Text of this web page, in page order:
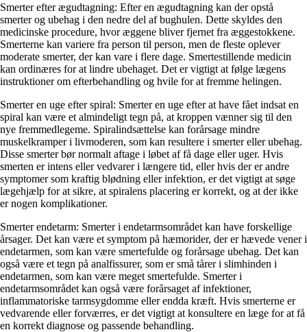
Smerter efter ægudtagning: Efter en ægudtagning kan der opstå
smerter og ubehag i den nedre del af bughulen. Dette skyldes den
medicinske procedure, hvor æggene bliver fjernet fra æggestokkene.
Smerterne kan variere fra person til person, men de fleste oplever
moderate smerter, der kan vare i flere dage. Smertestillende medicin
kan ordinæres for at lindre ubehaget. Det er vigtigt at følge lægens
instruktioner om efterbehandling og hvile for at fremme helingen.
Smerter en uge efter spiral: Smerter en uge efter at have fået indsat en
spiral kan være et almindeligt tegn på, at kroppen vænner sig til den
nye fremmedlegeme. Spiralindsættelse kan forårsage mindre
muskelkramper i livmoderen, som kan resultere i smerter eller ubehag.
Disse smerter bør normalt aftage i løbet af få dage eller uger. Hvis
smerten er intens eller vedvarer i længere tid, eller hvis der er andre
symptomer som kraftig blødning eller infektion, er det vigtigt at søge
lægehjælp for at sikre, at spiralens placering er korrekt, og at der ikke
er nogen komplikationer.
Smerter endetarm: Smerter i endetarmsområdet kan have forskellige
årsager. Det kan være et symptom på hæmorider, der er hævede vener i
endetarmen, som kan være smertefulde og forårsage ubehag. Det kan
også være et tegn på analfissurer, som er små tårer i slimhinden i
endetarmen, som kan være meget smertefulde. Smerter i
endetarmsområdet kan også være forårsaget af infektioner,
inflammatoriske tarmsygdomme eller endda kræft. Hvis smerterne er
vedvarende eller forværres, er det vigtigt at konsultere en læge for at få
en korrekt diagnose og passende behandling.